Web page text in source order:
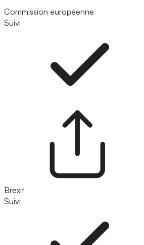
Commission européenne
Suivi
Brexit
Suivi